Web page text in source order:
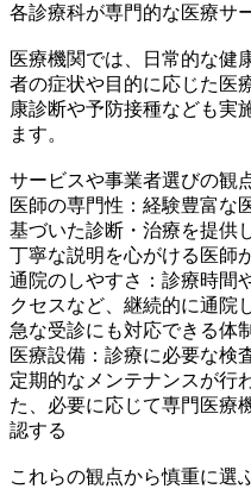
各診療科が専門的な医療サ
医療機関では、日常的な健
者の症状や目的に応じた医
康診断や予防接種なども実
ます。
サービスや事業者選びの観
医師の専門性：経験豊富な
基づいた診断・治療を提供
丁寧な説明を心がける医師
通院のしやすさ：診療時間
クセスなど、継続的に通院
急な受診にも対応できる体
医療設備：診療に必要な検
定期的なメンテナンスが行
た、必要に応じて専門医療
認する
これらの観点から慎重に選